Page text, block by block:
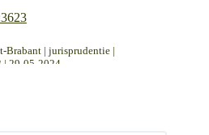
Brabant | jurisprudentie |
29-05-2024